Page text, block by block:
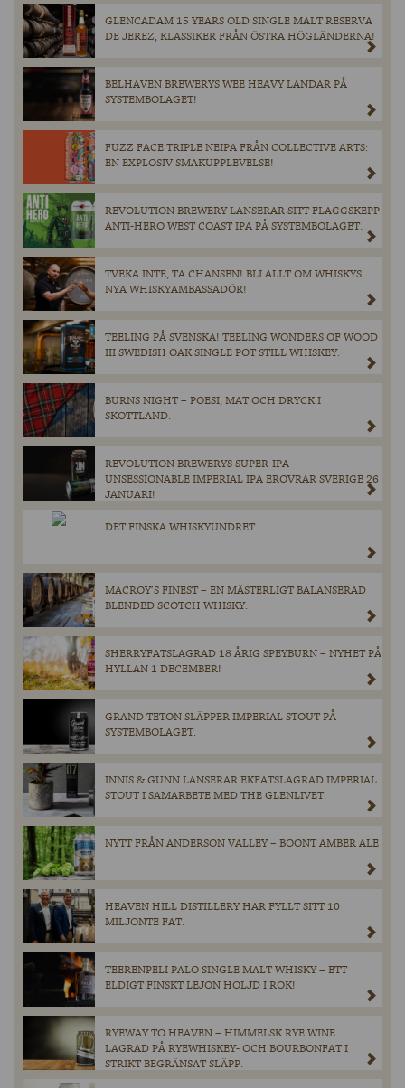
GLENCADAM 15 YEARS OLD SINGLE MALT RESERVA
DE JEREZ, KLASSIKER FRÅN ÖSTRA HÖGLÄNDERNA!
BELHAVEN BREWERYS WEE HEAVY LANDAR PÅ
SYSTEMBOLAGET!
FUZZ FACE TRIPLE NEIPA FRÅN COLLECTIVE ARTS:
EN EXPLOSIV SMAKUPPLEVELSE!
REVOLUTION BREWERY LANSERAR SITT FLAGGSKEPP
ANTI-HERO WEST COAST IPA PÅ SYSTEMBOLAGET.
TVEKA INTE, TA CHANSEN! BLI ALLT OM WHISKYS
NYA WHISKYAMBASSADÖR!
TEELING PÅ SVENSKA! TEELING WONDERS OF WOOD
III SWEDISH OAK SINGLE POT STILL WHISKEY.
BURNS NIGHT – POESI, MAT OCH DRYCK I
SKOTTLAND.
REVOLUTION BREWERYS SUPER-IPA –
UNSESSIONABLE IMPERIAL IPA ERÖVRAR SVERIGE 26
JANUARI!
DET FINSKA WHISKYUNDRET
MACROY’S FINEST – EN MÄSTERLIGT BALANSERAD
BLENDED SCOTCH WHISKY.
SHERRYFATSLAGRAD 18 ÅRIG SPEYBURN – NYHET PÅ
HYLLAN 1 DECEMBER!
GRAND TETON SLÄPPER IMPERIAL STOUT PÅ
SYSTEMBOLAGET.
INNIS & GUNN LANSERAR EKFATSLAGRAD IMPERIAL
STOUT I SAMARBETE MED THE GLENLIVET.
NYTT FRÅN ANDERSON VALLEY – BOONT AMBER ALE
HEAVEN HILL DISTILLERY HAR FYLLT SITT 10
MILJONTE FAT.
TEERENPELI PALO SINGLE MALT WHISKY – ETT
ELDIGT FINSKT LEJON HÖLJD I RÖK!
RYEWAY TO HEAVEN – HIMMELSK RYE WINE
LAGRAD PÅ RYEWHISKEY- OCH BOURBONFAT I
STRIKT BEGRÄNSAT SLÄPP.